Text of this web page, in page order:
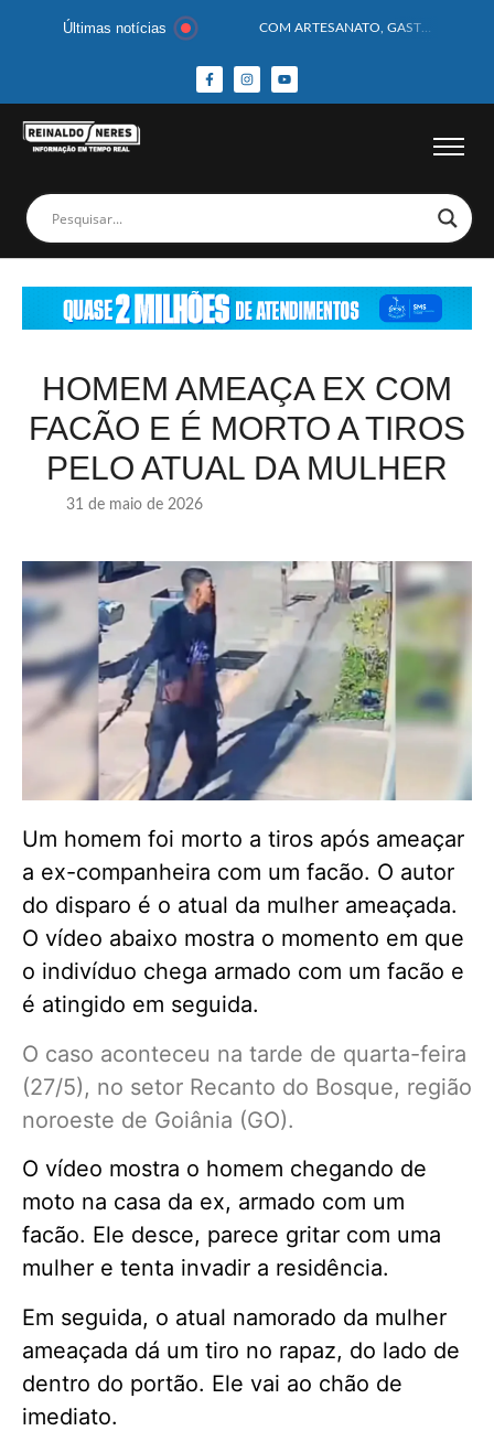
Últimas notícias
HOMEM CAI DE CACHOEIRA DE 40 METROS AO TENTAR FAZER FOTO
CORPOS DAS SEIS VÍTIMAS DE ACIDENTE COM LANCHA SÃO VELADOS; SAIBA COMO FOI
HOMEM AMEAÇA EX COM
FACÃO E É MORTO A TIROS
PELO ATUAL DA MULHER
31 de maio de 2026
Um homem foi morto a tiros após ameaçar
a ex-companheira com um facão. O autor
do disparo é o atual da mulher ameaçada.
O vídeo abaixo mostra o momento em que
o indivíduo chega armado com um facão e
é atingido em seguida.
O caso aconteceu na tarde de quarta-feira
(27/5), no setor Recanto do Bosque, região
noroeste de Goiânia (GO).
O vídeo mostra o homem chegando de
moto na casa da ex, armado com um
facão. Ele desce, parece gritar com uma
mulher e tenta invadir a residência.
Em seguida, o atual namorado da mulher
ameaçada dá um tiro no rapaz, do lado de
dentro do portão. Ele vai ao chão de
imediato.